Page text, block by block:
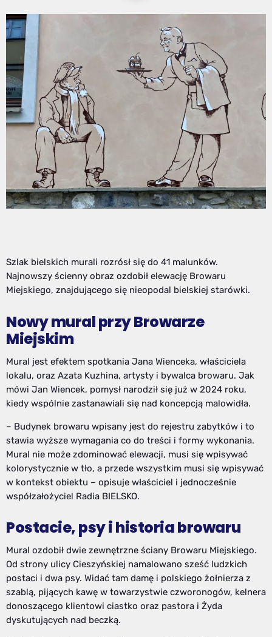
Szlak bielskich murali rozrósł się do 41 malunków.
Najnowszy ścienny obraz ozdobił elewację Browaru
Miejskiego, znajdującego się nieopodal bielskiej starówki.
Nowy mural przy Browarze
Miejskim
Mural jest efektem spotkania Jana Wienceka, właściciela
lokalu, oraz Azata Kuzhina, artysty i bywalca browaru. Jak
mówi Jan Wiencek, pomysł narodził się już w 2024 roku,
kiedy wspólnie zastanawiali się nad koncepcją malowidła.
– Budynek browaru wpisany jest do rejestru zabytków i to
stawia wyższe wymagania co do treści i formy wykonania.
Mural nie może zdominować elewacji, musi się wpisywać
kolorystycznie w tło, a przede wszystkim musi się wpisywać
w kontekst obiektu – opisuje właściciel i jednocześnie
współzałożyciel Radia BIELSKO.
Postacie, psy i historia browaru
Mural ozdobił dwie zewnętrzne ściany Browaru Miejskiego.
Od strony ulicy Cieszyńskiej namalowano sześć ludzkich
postaci i dwa psy. Widać tam damę i polskiego żołnierza z
szablą, pijących kawę w towarzystwie czworonogów, kelnera
donoszącego klientowi ciastko oraz pastora i Żyda
dyskutujących nad beczką.